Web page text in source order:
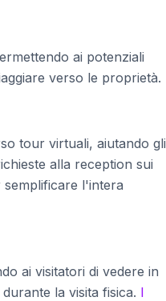
ai potenziali
verso le proprietà.
tour virtuali, aiutando gli
alla reception sui
semplificare l'intera
ai visitatori di vedere in
la visita fisica. I